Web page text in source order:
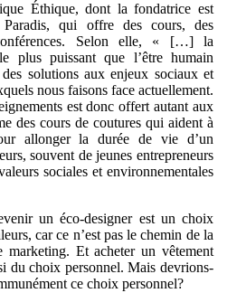
Éthique, dont la fondatrice est
Paradis, qui offre des cours, des
Selon elle, « […] la
plus puissant que l’être humain
solutions aux enjeux sociaux et
nous faisons face actuellement.
est donc offert autant aux
des cours de coutures qui aident à
allonger la durée de vie d’un
souvent de jeunes entrepreneurs
sociales et environnementales
un éco-designer est un choix
car ce n’est pas le chemin de la
Et acheter un vêtement
du choix personnel. Mais devrions-
ce choix personnel?